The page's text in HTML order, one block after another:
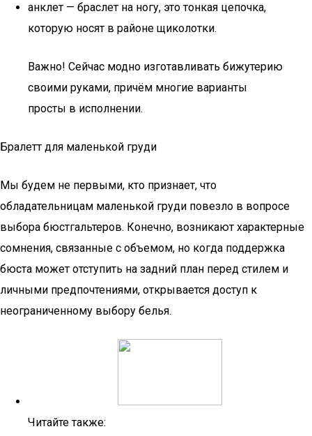
анклет — браслет на ногу, это тонкая цепочка,
которую носят в районе щиколотки.
Важно! Сейчас модно изготавливать бижутерию
своими руками, причём многие варианты
просты в исполнении.
Бралетт для маленькой груди
Мы будем не первыми, кто признает, что
обладательницам маленькой груди повезло в вопросе
выбора бюстгальтеров. Конечно, возникают характерные
сомнения, связанные с объемом, но когда поддержка
бюста может отступить на задний план перед стилем и
личными предпочтениями, открывается доступ к
неограниченному выбору белья.
Читайте также: